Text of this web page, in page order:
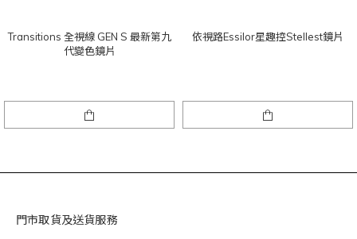
Transitions 全視線 GEN S 最新第九
代變色鏡片
依視路Essilor星趣控Stellest鏡片
門市取貨及送貨服務